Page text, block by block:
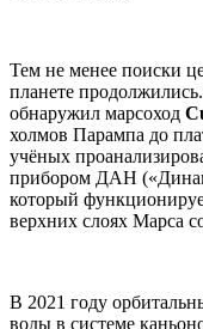
Тем не менее поиски
планете
обнаружил марсоход
холмов Парампа до
учёных
прибором ДАН
который
верхних слоях Марса
В 2021 году
воды в системе